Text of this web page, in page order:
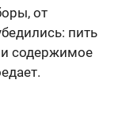
от
пить
и содержимое